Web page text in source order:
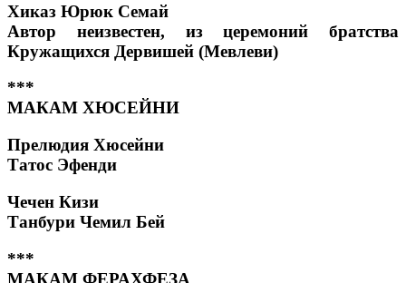
Хиказ Юрюк Семай
Автор неизвестен, из церемоний братства
Кружащихся Дервишей (Мевлеви)
***
МАКАМ ХЮСЕЙНИ
Прелюдия Хюсейни
Татос Эфенди
Чечен Кизи
Танбури Чемил Бей
***
МАКАМ ФЕРАХФЕЗА